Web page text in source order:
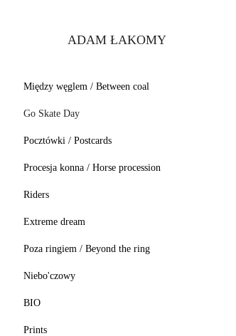
ADAM ŁAKOMY
Między węglem / Between coal
Go Skate Day
Pocztówki / Postcards
Procesja konna / Horse procession
Riders
Extreme dream
Poza ringiem / Beyond the ring
Niebo'czowy
BIO
Prints